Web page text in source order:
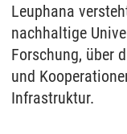
Leuphana
nachhaltige
Forschung, über
und
Infrastruktur.